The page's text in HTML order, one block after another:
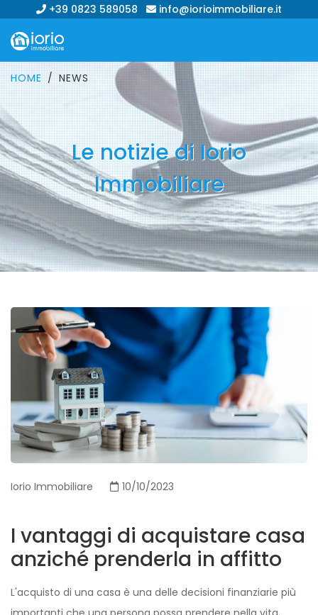
+39 0823 589058 info@iorioimmobiliare.it
HOME NEWS
Le notizie di Iorio
Immobiliare
Iorio Immobiliare 10/10/2023
I vantaggi di acquistare casa
anziché prenderla in affitto
L'acquisto di una casa è una delle decisioni finanziarie più